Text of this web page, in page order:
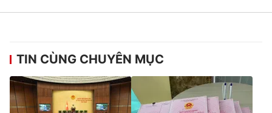
TIN CÙNG CHUYÊN MỤC